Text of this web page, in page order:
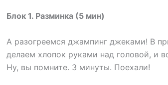
Блок 1. Разминка (5 мин)
А разогреемся джампинг джеками! В
делаем хлопок руками над головой, и
Ну, вы помните. 3 минуты. Поехали!